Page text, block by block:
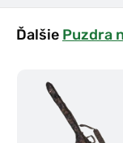
Ďalšie Puzdra